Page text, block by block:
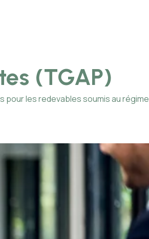
(TGAP)
pour les redevables soumis au régime